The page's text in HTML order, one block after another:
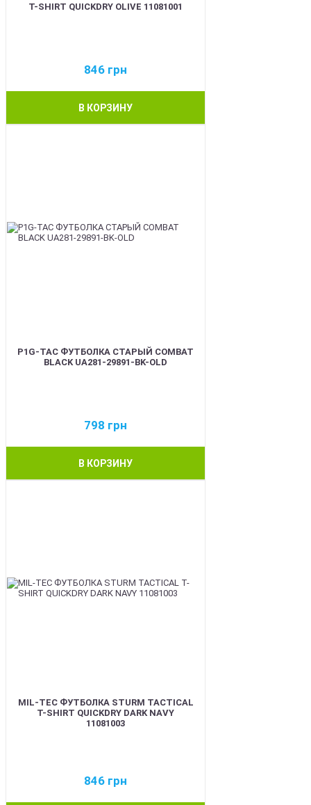
T-SHIRT QUICKDRY OLIVE 11081001
846 грн
В КОРЗИНУ
P1G-TAC ФУТБОЛКА СТАРЫЙ COMBAT
BLACK UA281-29891-BK-OLD
798 грн
В КОРЗИНУ
MIL-TEC ФУТБОЛКА STURM TACTICAL
T-SHIRT QUICKDRY DARK NAVY
11081003
846 грн